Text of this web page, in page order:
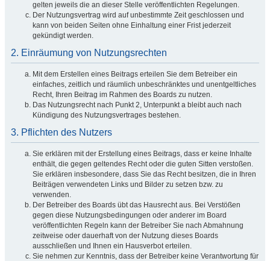
gelten jeweils die an dieser Stelle veröffentlichten Regelungen.
Der Nutzungsvertrag wird auf unbestimmte Zeit geschlossen und
kann von beiden Seiten ohne Einhaltung einer Frist jederzeit
gekündigt werden.
2. Einräumung von Nutzungsrechten
Mit dem Erstellen eines Beitrags erteilen Sie dem Betreiber ein
einfaches, zeitlich und räumlich unbeschränktes und unentgeltliches
Recht, Ihren Beitrag im Rahmen des Boards zu nutzen.
Das Nutzungsrecht nach Punkt 2, Unterpunkt a bleibt auch nach
Kündigung des Nutzungsvertrages bestehen.
3. Pflichten des Nutzers
Sie erklären mit der Erstellung eines Beitrags, dass er keine Inhalte
enthält, die gegen geltendes Recht oder die guten Sitten verstoßen.
Sie erklären insbesondere, dass Sie das Recht besitzen, die in Ihren
Beiträgen verwendeten Links und Bilder zu setzen bzw. zu
verwenden.
Der Betreiber des Boards übt das Hausrecht aus. Bei Verstößen
gegen diese Nutzungsbedingungen oder anderer im Board
veröffentlichten Regeln kann der Betreiber Sie nach Abmahnung
zeitweise oder dauerhaft von der Nutzung dieses Boards
ausschließen und Ihnen ein Hausverbot erteilen.
Sie nehmen zur Kenntnis, dass der Betreiber keine Verantwortung für